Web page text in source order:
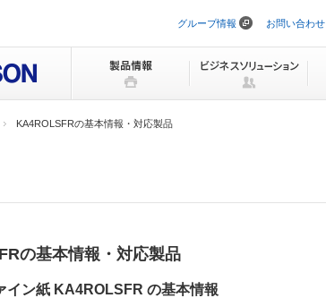
ビ
ョ
を
グループ情報 お問い合わせ
KA4ROLSFRの基本情報・対応製品
の基本情報・対応製品
イン紙 KA4ROLSFR の基本情報